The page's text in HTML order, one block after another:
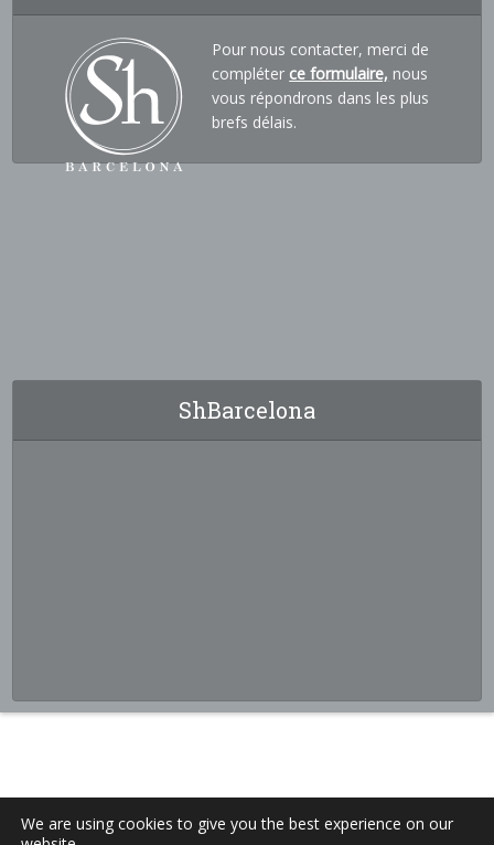
Pour nous contacter, merci de
compléter ce formulaire, nous
vous répondrons dans les plus
brefs délais.
ShBarcelona
We are using cookies to give you the best experience on our